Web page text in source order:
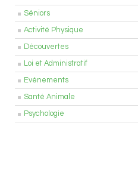
Séniors
Activité Physique
Découvertes
Loi et Administratif
Evénements
Santé Animale
Psychologie